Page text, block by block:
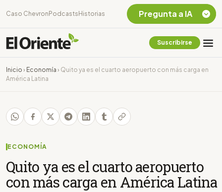
Caso Chevron Podcasts Historias
Suscribirse
Inicio › Economía › Quito ya es el cuarto aeropuerto con más carga en
América Latina
ECONOMÍA
Quito ya es el cuarto aeropuerto
con más carga en América Latina
Pregunta a IA
Chevron Ecuador